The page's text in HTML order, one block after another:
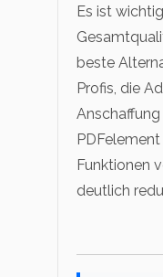
Es ist
beste
Profis, die
Funktionen
deutlich